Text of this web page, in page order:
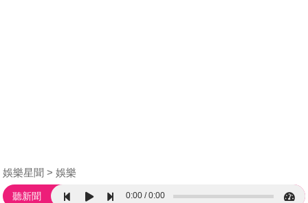
娛樂星聞 娛樂
聽新聞 0:00 0:00